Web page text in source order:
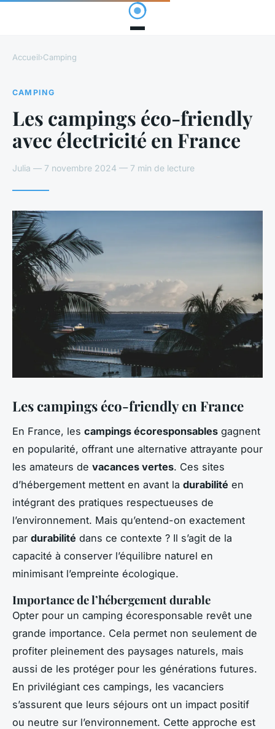
Accueil›Camping
CAMPING
Les campings éco-friendly
avec électricité en France
Julia — 7 novembre 2024 — 7 min de lecture
Les campings éco-friendly en France
En France, les campings écoresponsables gagnent
en popularité, offrant une alternative attrayante pour
les amateurs de vacances vertes. Ces sites
d’hébergement mettent en avant la durabilité en
intégrant des pratiques respectueuses de
l’environnement. Mais qu’entend-on exactement
par durabilité dans ce contexte ? Il s’agit de la
capacité à conserver l’équilibre naturel en
minimisant l’empreinte écologique.
Importance de l’hébergement durable
Opter pour un camping écoresponsable revêt une
grande importance. Cela permet non seulement de
profiter pleinement des paysages naturels, mais
aussi de les protéger pour les générations futures.
En privilégiant ces campings, les vacanciers
s’assurent que leurs séjours ont un impact positif
ou neutre sur l’environnement. Cette approche est